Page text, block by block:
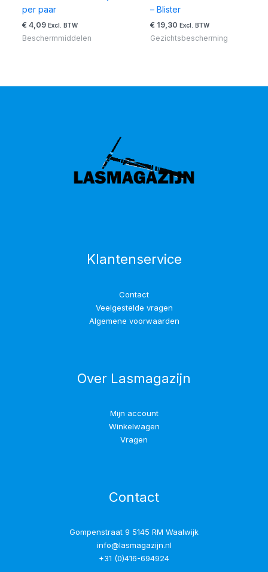
per paar
€ 4,09 Excl. BTW
Beschermmiddelen
– Blister
€ 19,30 Excl. BTW
Gezichtsbescherming
Klantenservice
Contact
Veelgestelde vragen
Algemene voorwaarden
Over Lasmagazijn
Mijn account
Winkelwagen
Vragen
Contact
Gompenstraat 9 5145 RM Waalwijk
info@lasmagazijn.nl
+31 (0)416-694924